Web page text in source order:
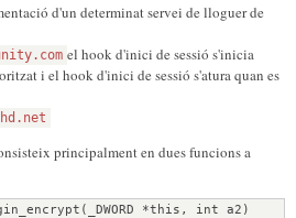
d'un determinat servei de lloguer de
el hook d'inici de sessió s'inicia
i el hook d'inici de sessió s'atura quan es
principalment en dues funcions a
*this, int a2)